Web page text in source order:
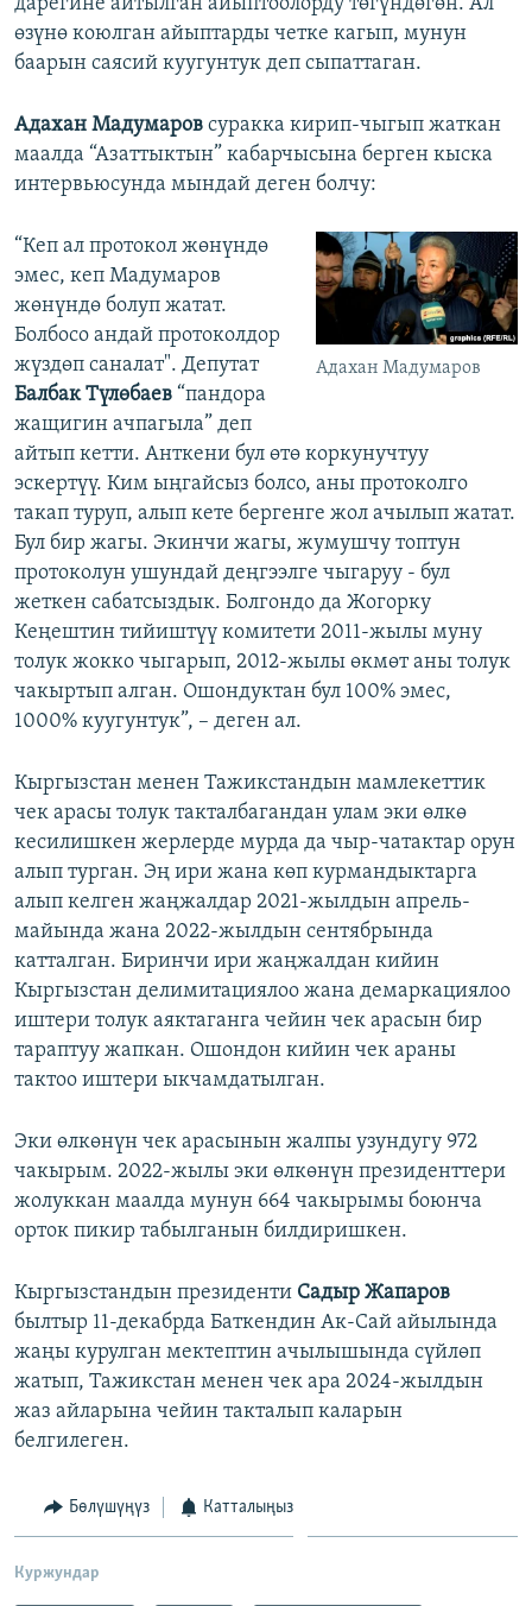
өзүнө коюлган айыптарды четке кагып, мунун
баарын саясий куугунтук деп сыпаттаган.
Адахан Мадумаров суракка кирип-чыгып жаткан
маалда “Азаттыктын” кабарчысына берген кыска
интервьюсунда мындай деген болчу:
Адахан Мадумаров
“Кеп ал протокол жөнүндө
эмес, кеп Мадумаров
жөнүндө болуп жатат.
Болбосо андай протоколдор
жүздөп саналат". Депутат
Балбак Түлөбаев “пандора
жащигин ачпагыла” деп
айтып кетти. Анткени бул өтө коркунучтуу
эскертүү. Ким ыңгайсыз болсо, аны протоколго
такап туруп, алып кете бергенге жол ачылып жатат.
Бул бир жагы. Экинчи жагы, жумушчу топтун
протоколун ушундай деңгээлге чыгаруу - бул
жеткен сабатсыздык. Болгондо да Жогорку
Кеңештин тийиштүү комитети 2011-жылы муну
толук жокко чыгарып, 2012-жылы өкмөт аны толук
чакыртып алган. Ошондуктан бул 100% эмес,
1000% куугунтук”, – деген ал.
Кыргызстан менен Тажикстандын мамлекеттик
чек арасы толук такталбагандан улам эки өлкө
кесилишкен жерлерде мурда да чыр-чатактар орун
алып турган. Эң ири жана көп курмандыктарга
алып келген жаңжалдар 2021-жылдын апрель-
майында жана 2022-жылдын сентябрында
катталган. Биринчи ири жаңжалдан кийин
Кыргызстан делимитациялоо жана демаркациялоо
иштери толук аяктаганга чейин чек арасын бир
тараптуу жапкан. Ошондон кийин чек араны
тактоо иштери ыкчамдатылган.
Эки өлкөнүн чек арасынын жалпы узундугу 972
чакырым. 2022-жылы эки өлкөнүн президенттери
жолуккан маалда мунун 664 чакырымы боюнча
орток пикир табылганын билдиришкен.
Кыргызстандын президенти Садыр Жапаров
былтыр 11-декабрда Баткендин Ак-Сай айылында
жаңы курулган мектептин ачылышында сүйлөп
жатып, Тажикстан менен чек ара 2024-жылдын
жаз айларына чейин такталып каларын
белгилеген.
Бөлүшүңүз Катталыңыз
Куржундар